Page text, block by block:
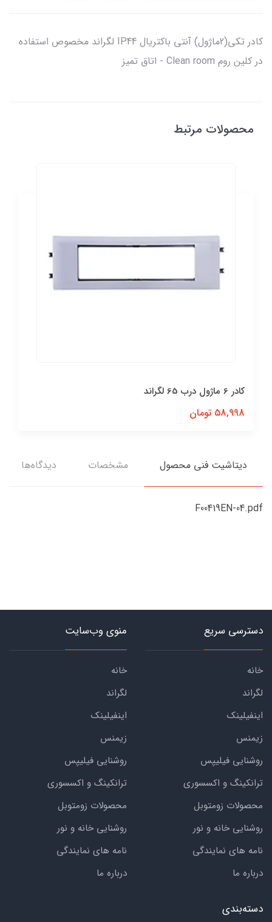
کادر تکي(2ماژول) آنتی باکتریال IP44 لگراند مخصوص استفاده
در کلین روم Clean room - اتاق تمیز
محصولات مرتبط
كادر 6 ماژول درب 65 لگراند
58,998 تومان
دیتاشیت فنی محصول مشخصات دیدگاه‌ها
F00419EN-04.pdf
دسترسی سریع
خانه
لگراند
اینفیلینک
زیمنس
روشنایی فیلیپس
ترانکینگ و اکسسوری
محصولات زومتوبل
روشنایی خانه و نور
نامه های نمایندگی
درباره ما
منوی وب‌سایت
خانه
لگراند
اینفیلینک
زیمنس
روشنایی فیلیپس
ترانکینگ و اکسسوری
محصولات زومتوبل
روشنایی خانه و نور
نامه های نمایندگی
درباره ما
دسته‌بندی